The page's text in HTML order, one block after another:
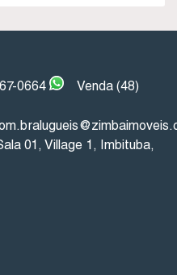
0664
Venda (48)
01, Village 1, Imbituba,